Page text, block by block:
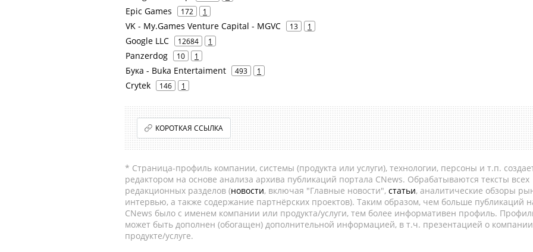
Epic Games 172 1
VK - My.Games Venture Capital - MGVC 13 1
Google LLC 12684 1
Panzerdog 10 1
Бука - Buka Entertaiment 493 1
Crytek 146 1
КОРОТКАЯ ССЫЛКА
* Страница-профиль компании, системы (продукта или услуги), технологии, персоны и т.п.
редактором на основе анализа архива публикаций портала CNews. Обрабатываются тексты всех
редакционных разделов (новости, включая "Главные новости", статьи, аналитические обзоры
интервью, а также содержание партнёрских проектов). Таким образом, чем больше публикаций
CNews было с именем компании или продукта/услуги, тем более информативен профиль.
может быть дополнен (обогащен) дополнительной информацией, в т.ч. презентацией о
продукте/услуге.